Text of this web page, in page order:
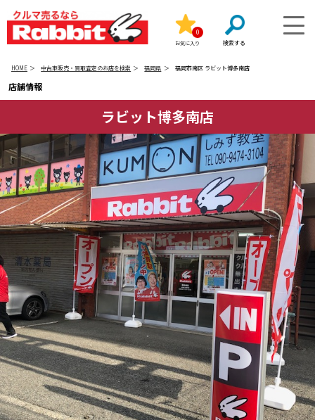
お気に入り
0
HOME 中古車販売・買取査定のお店を検索 福岡県 福岡市南区 ラビット博多南店
店舗情報
ラビット博多南店